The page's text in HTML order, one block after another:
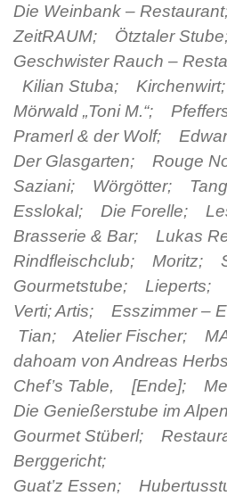
Die Weinbank –
ZeitRAUM; Ötztaler
Geschwister Rauch –
Kilian Stuba; Kirchenwirt;
Mörwald „Toni M.“;
Pramerl & der Wolf;
Der Glasgarten; Rouge
Saziani; Wörgötter;
Esslokal; Die Forelle;
Brasserie & Bar; Lukas
Rindfleischclub; Moritz;
Gourmetstube; Lieperts;
Verti; Artis; Esszimmer –
Tian; Atelier Fischer;
dahoam von Andreas
Chef’s Table, [Ende];
Die Genießerstube im
Gourmet Stüberl;
Berggericht;
Guat’z Essen;